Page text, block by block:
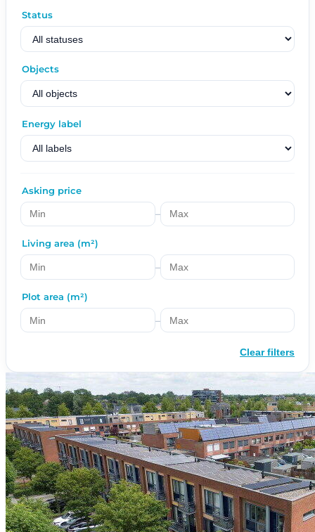
Status
Objects
Energy label
Asking price
–
Living area (m²)
–
Plot area (m²)
–
Clear filters